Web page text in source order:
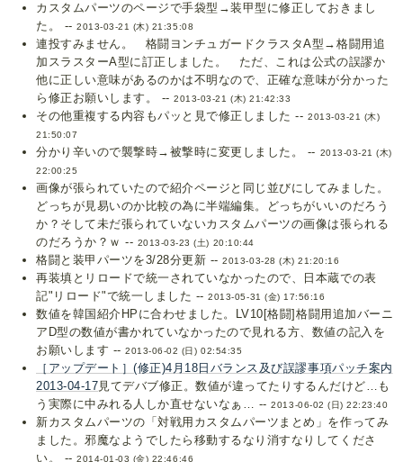
カスタムパーツのページで手袋型→装甲型に修正しておきまし
た。 --2013-03-21 (木) 21:35:08
連投すみません。 格闘ヨンチュガードクラスタA型→格闘用追
加スラスターA型に訂正しました。 ただ、これは公式の誤謬か
他に正しい意味があるのかは不明なので、正確な意味が分かった
ら修正お願いします。 --2013-03-21 (木) 21:42:33
その他重複する内容もパッと見で修正しました --2013-03-21 (木)
21:50:07
分かり辛いので襲撃時→被撃時に変更しました。 -- 2013-03-21 (木)
22:00:25
画像が張られていたので紹介ページと同じ並びにしてみました。
どっちが見易いのか比較の為に半端編集。どっちがいいのだろう
か？そして未だ張られていないカスタムパーツの画像は張られる
のだろうか？ｗ -- 2013-03-23 (土) 20:10:44
格闘と装甲パーツを3/28分更新 --2013-03-28 (木) 21:20:16
再装填とリロードで統一されていなかったので、日本蔵での表
記"リロード"で統一しました --2013-05-31 (金) 17:56:16
数値を韓国紹介HPに合わせました。LV10[格闘]格闘用追加バーニ
アD型の数値が書かれていなかったので見れる方、数値の記入を
お願いします --2013-06-02 (日) 02:54:35
［アップデート］(修正)4月18日バランス及び誤謬事項パッチ案内
2013-04-17見てデバブ修正。数値が違ってたりするんだけど…も
う実際に中みれる人しか直せないなぁ… --2013-06-02 (日) 22:23:40
新カスタムパーツの「対戦用カスタムパーツまとめ」を作ってみ
ました。邪魔なようでしたら移動するなり消すなりしてくださ
い。 --2014-01-03 (金) 22:46:46